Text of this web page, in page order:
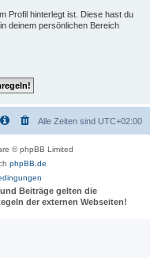
Profil hinterlegt ist. Diese hast du
deinem persönlichen Bereich
Alle Zeiten sind UTC+02:00
© phpBB Limited
phpBB.de
Beiträge gelten die
der externen Webseiten!